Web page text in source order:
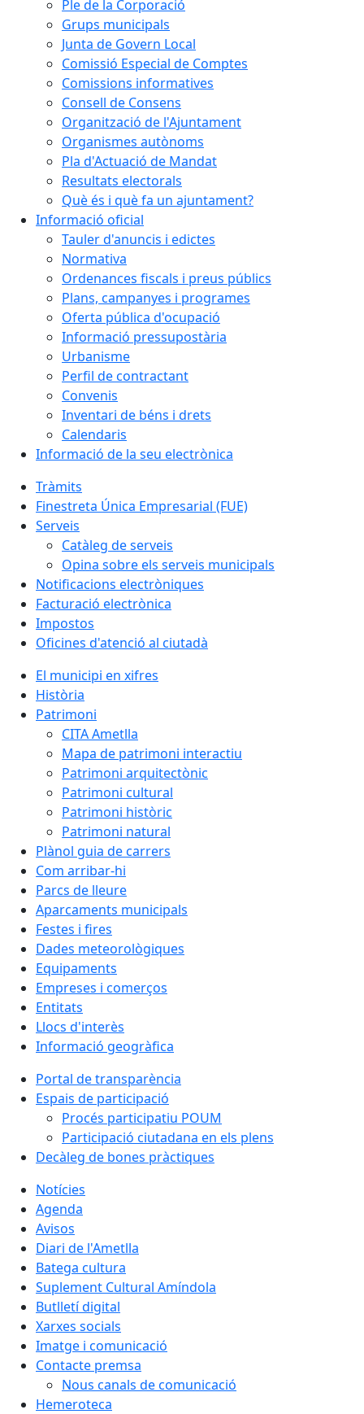
Ple de la Corporació
Grups municipals
Junta de Govern Local
Comissió Especial de Comptes
Comissions informatives
Consell de Consens
Organització de l'Ajuntament
Organismes autònoms
Pla d'Actuació de Mandat
Resultats electorals
Què és i què fa un ajuntament?
Informació oficial
Tauler d'anuncis i edictes
Normativa
Ordenances fiscals i preus públics
Plans, campanyes i programes
Oferta pública d'ocupació
Informació pressupostària
Urbanisme
Perfil de contractant
Convenis
Inventari de béns i drets
Calendaris
Informació de la seu electrònica
Tràmits
Finestreta Única Empresarial (FUE)
Serveis
Catàleg de serveis
Opina sobre els serveis municipals
Notificacions electròniques
Facturació electrònica
Impostos
Oficines d'atenció al ciutadà
El municipi en xifres
Història
Patrimoni
CITA Ametlla
Mapa de patrimoni interactiu
Patrimoni arquitectònic
Patrimoni cultural
Patrimoni històric
Patrimoni natural
Plànol guia de carrers
Com arribar-hi
Parcs de lleure
Aparcaments municipals
Festes i fires
Dades meteorològiques
Equipaments
Empreses i comerços
Entitats
Llocs d'interès
Informació geogràfica
Portal de transparència
Espais de participació
Procés participatiu POUM
Participació ciutadana en els plens
Decàleg de bones pràctiques
Notícies
Agenda
Avisos
Diari de l'Ametlla
Batega cultura
Suplement Cultural Amíndola
Butlletí digital
Xarxes socials
Imatge i comunicació
Contacte premsa
Nous canals de comunicació
Hemeroteca